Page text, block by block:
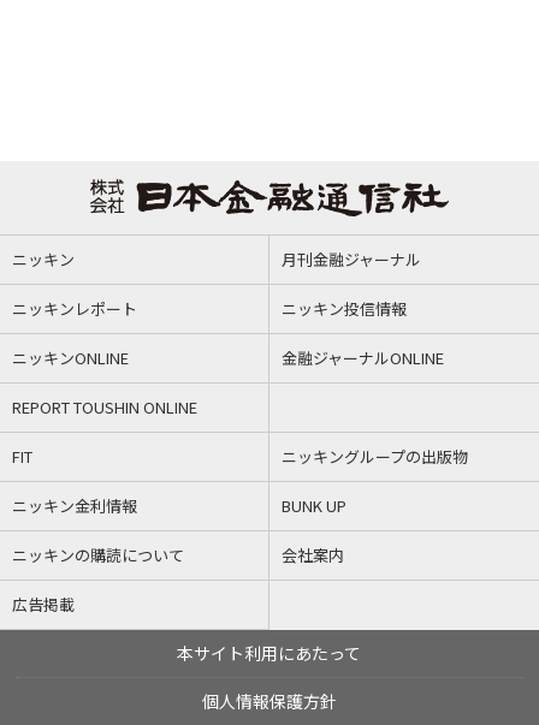
ニッキン 月刊金融ジャーナル
ニッキンレポート ニッキン投信情報
ニッキンONLINE 金融ジャーナルONLINE
REPORT TOUSHIN ONLINE
FIT ニッキングループの出版物
ニッキン金利情報 BUNK UP
ニッキンの購読について 会社案内
広告掲載
本サイト利用にあたって
個人情報保護方針